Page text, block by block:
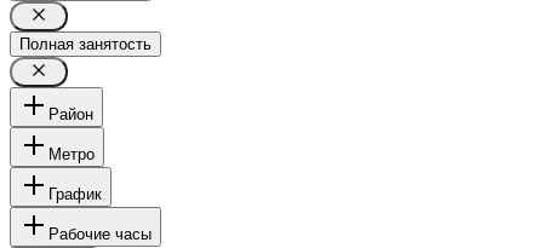
Полная занятость
Район
Метро
График
Рабочие часы